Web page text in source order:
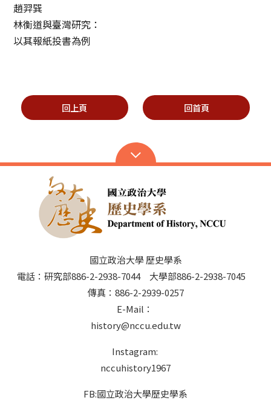
趙羿巽
林衡道與臺灣研究：
以其報紙投書為例
回上頁 回首頁
國立政治大學 歷史學系
電話：研究部886-2-2938-7044 大學部886-2-2938-7045
傳真：886-2-2939-0257
E-Mail：
history@nccu.edu.tw
Instagram:
nccuhistory1967
FB:國立政治大學歷史學系